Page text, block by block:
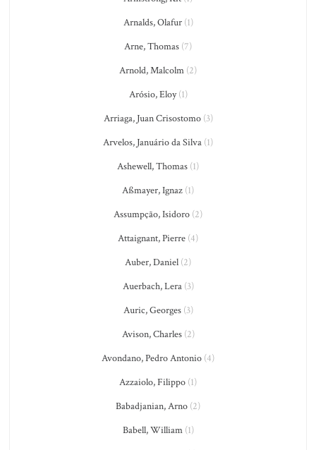
Arnalds, Olafur(1)
Arne, Thomas (7)
Arnold, Malcolm (2)
Arósio, Eloy(1)
Arriaga, Juan Crisostomo(3)
Arvelos, Januário da Silva (1)
Ashewell, Thomas (1)
Aßmayer, Ignaz (1)
Assumpção, Isidoro (2)
Attaignant, Pierre (4)
Auber, Daniel (2)
Auerbach, Lera(3)
Auric, Georges(3)
Avison, Charles(2)
Avondano, Pedro Antonio (4)
Azzaiolo, Filippo (1)
Babadjanian, Arno (2)
Babell, William(1)